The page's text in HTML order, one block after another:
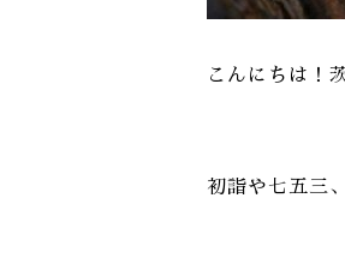
こんにちは！
初詣や七五三